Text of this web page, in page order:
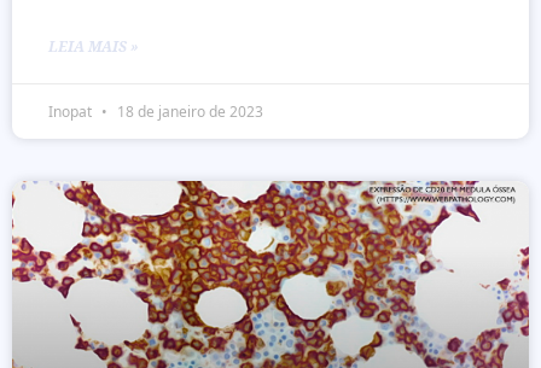
LEIA MAIS »
Inopat 18 de janeiro de 2023